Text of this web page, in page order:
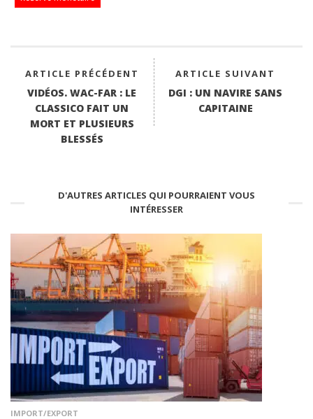
ARTICLE PRÉCÉDENT
VIDÉOS. WAC-FAR : LE
CLASSICO FAIT UN
MORT ET PLUSIEURS
BLESSÉS
ARTICLE SUIVANT
DGI : UN NAVIRE SANS
CAPITAINE
D'AUTRES ARTICLES QUI POURRAIENT VOUS
INTÉRESSER
IMPORT/EXPORT